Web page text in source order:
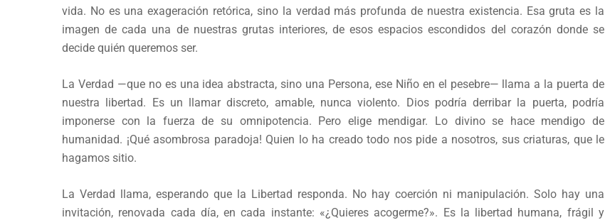
vida. No es una exageración retórica, sino la verdad más profunda de nuestra existencia. Esa gruta es la
imagen de cada una de nuestras grutas interiores, de esos espacios escondidos del corazón donde se
decide quién queremos ser.
La Verdad —que no es una idea abstracta, sino una Persona, ese Niño en el pesebre— llama a la puerta de
nuestra libertad. Es un llamar discreto, amable, nunca violento. Dios podría derribar la puerta, podría
imponerse con la fuerza de su omnipotencia. Pero elige mendigar. Lo divino se hace mendigo de
humanidad. ¡Qué asombrosa paradoja! Quien lo ha creado todo nos pide a nosotros, sus criaturas, que le
hagamos sitio.
La Verdad llama, esperando que la Libertad responda. No hay coerción ni manipulación. Solo hay una
invitación, renovada cada día, en cada instante: «¿Quieres acogerme?». Es la libertad humana, frágil y